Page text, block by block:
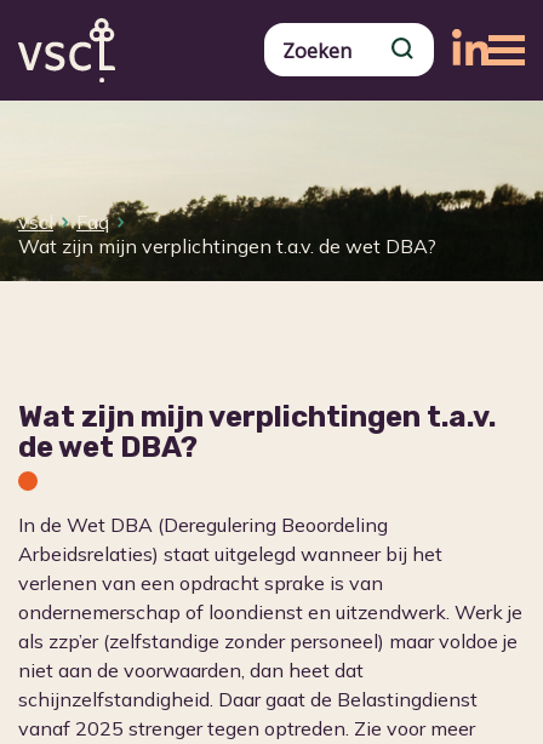
vscl
Faq
Wat zijn mijn verplichtingen t.a.v. de wet DBA?
Wat zijn mijn verplichtingen t.a.v.
de wet DBA?
In de Wet DBA (Deregulering Beoordeling
Arbeidsrelaties) staat uitgelegd wanneer bij het
verlenen van een opdracht sprake is van
ondernemerschap of loondienst en uitzendwerk. Werk je
als zzp’er (zelfstandige zonder personeel) maar voldoe je
niet aan de voorwaarden, dan heet dat
schijnzelfstandigheid. Daar gaat de Belastingdienst
vanaf 2025 strenger tegen optreden. Zie voor meer